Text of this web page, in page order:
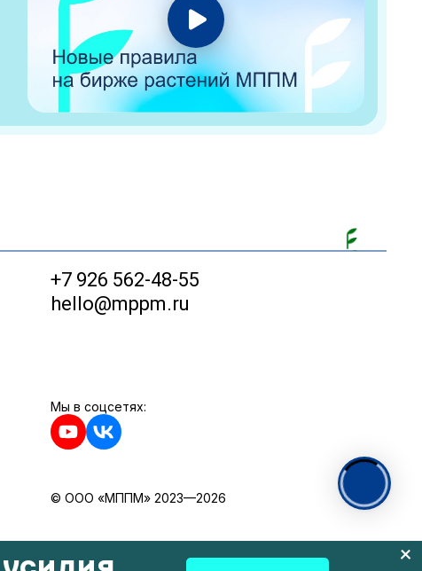
+7 926 562-48-55
hello@mppm.ru
Мы в соцсетях:
© ООО «МППМ» 2023—2026